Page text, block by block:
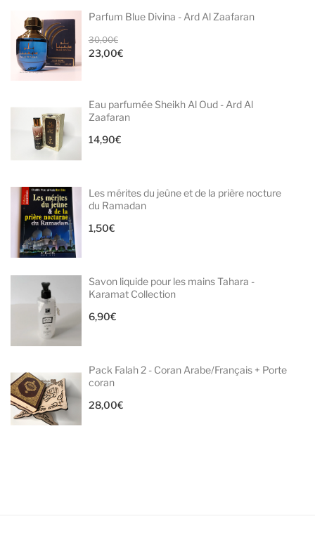
Parfum Blue Divina - Ard Al Zaafaran
30,00€
prix
30,00€.
23,00€
est :
Eau parfumée Sheikh Al Oud - Ard Al
Zaafaran
14,90€
Les mérites du jeûne et de la prière nocture
du Ramadan
1,50€
Savon liquide pour les mains Tahara -
Karamat Collection
6,90€
Pack Falah 2 - Coran Arabe/Français + Porte
coran
28,00€